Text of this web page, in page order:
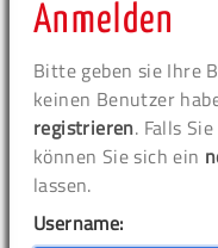
Anmelden
Bitte geben sie Ihre
keinen Benutzer
registrieren. Falls
können Sie sich ein
lassen.
Username: